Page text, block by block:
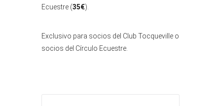
Ecuestre (35€).
Exclusivo para socios del Club Tocqueville o
socios del Círculo Ecuestre.